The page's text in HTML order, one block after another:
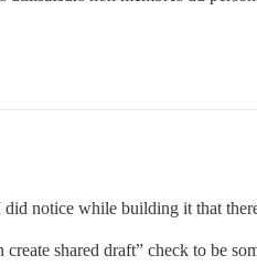
notice while building it that
shared draft” check to be